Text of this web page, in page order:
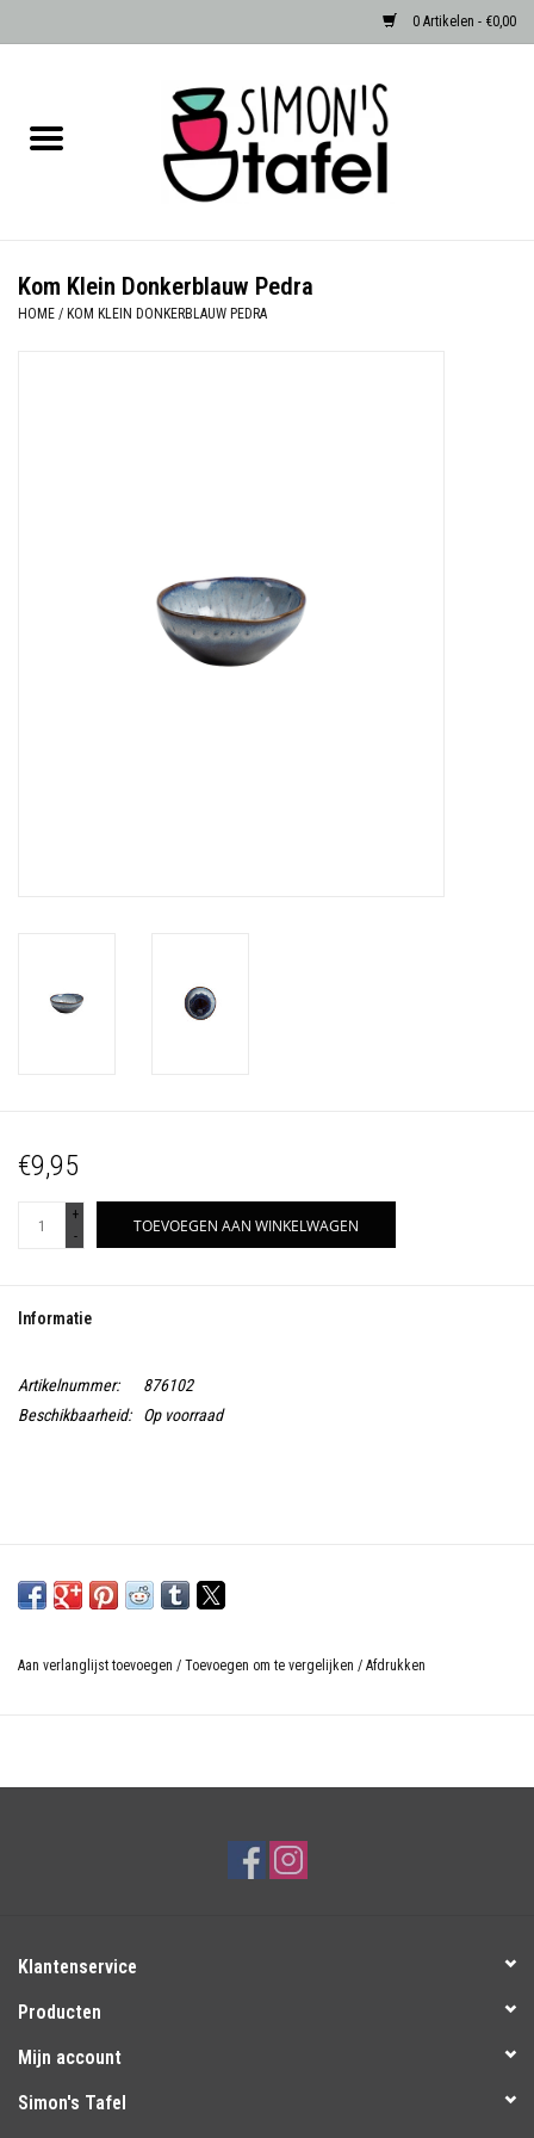
0 Artikelen - €0,00
Albast waxinehouders van Zenza
Kom Klein Donkerblauw Pedra
HOME / KOM KLEIN DONKERBLAUW PEDRA
€9,95
+
-
TOEVOEGEN AAN WINKELWAGEN
Informatie
Artikelnummer:
876102
Beschikbaarheid:
Op voorraad
Aan verlanglijst toevoegen / Toevoegen om te vergelijken / Afdrukken
Klantenservice
Producten
Mijn account
Simon's Tafel